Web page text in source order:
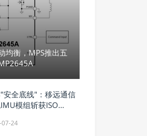
均衡，MPS推出五
安全底线"：移远通信
模组斩获ISO
24